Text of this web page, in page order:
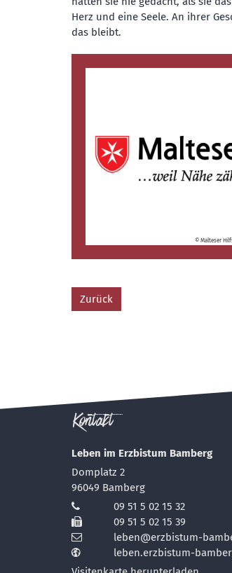
Herz und eine Seele. An ihrer
das bleibt.
© Malteser
Zurück
Kontakt
Leben im Erzbistum Bamberg
Domplatz 2
96049 Bamberg
09 51 5 02 15 32
09 51 5 02 15 39
leben@erzbistum-
leben.erzbistum-